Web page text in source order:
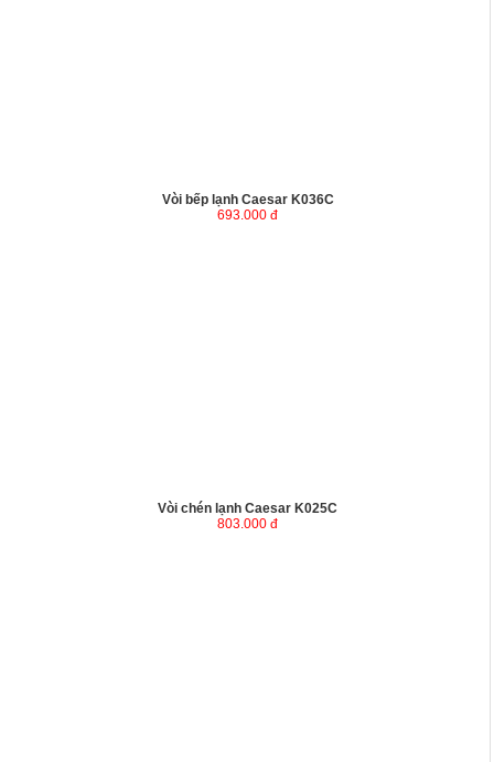
Vòi bếp lạnh Caesar K036C
693.000 đ
Vòi chén lạnh Caesar K025C
803.000 đ